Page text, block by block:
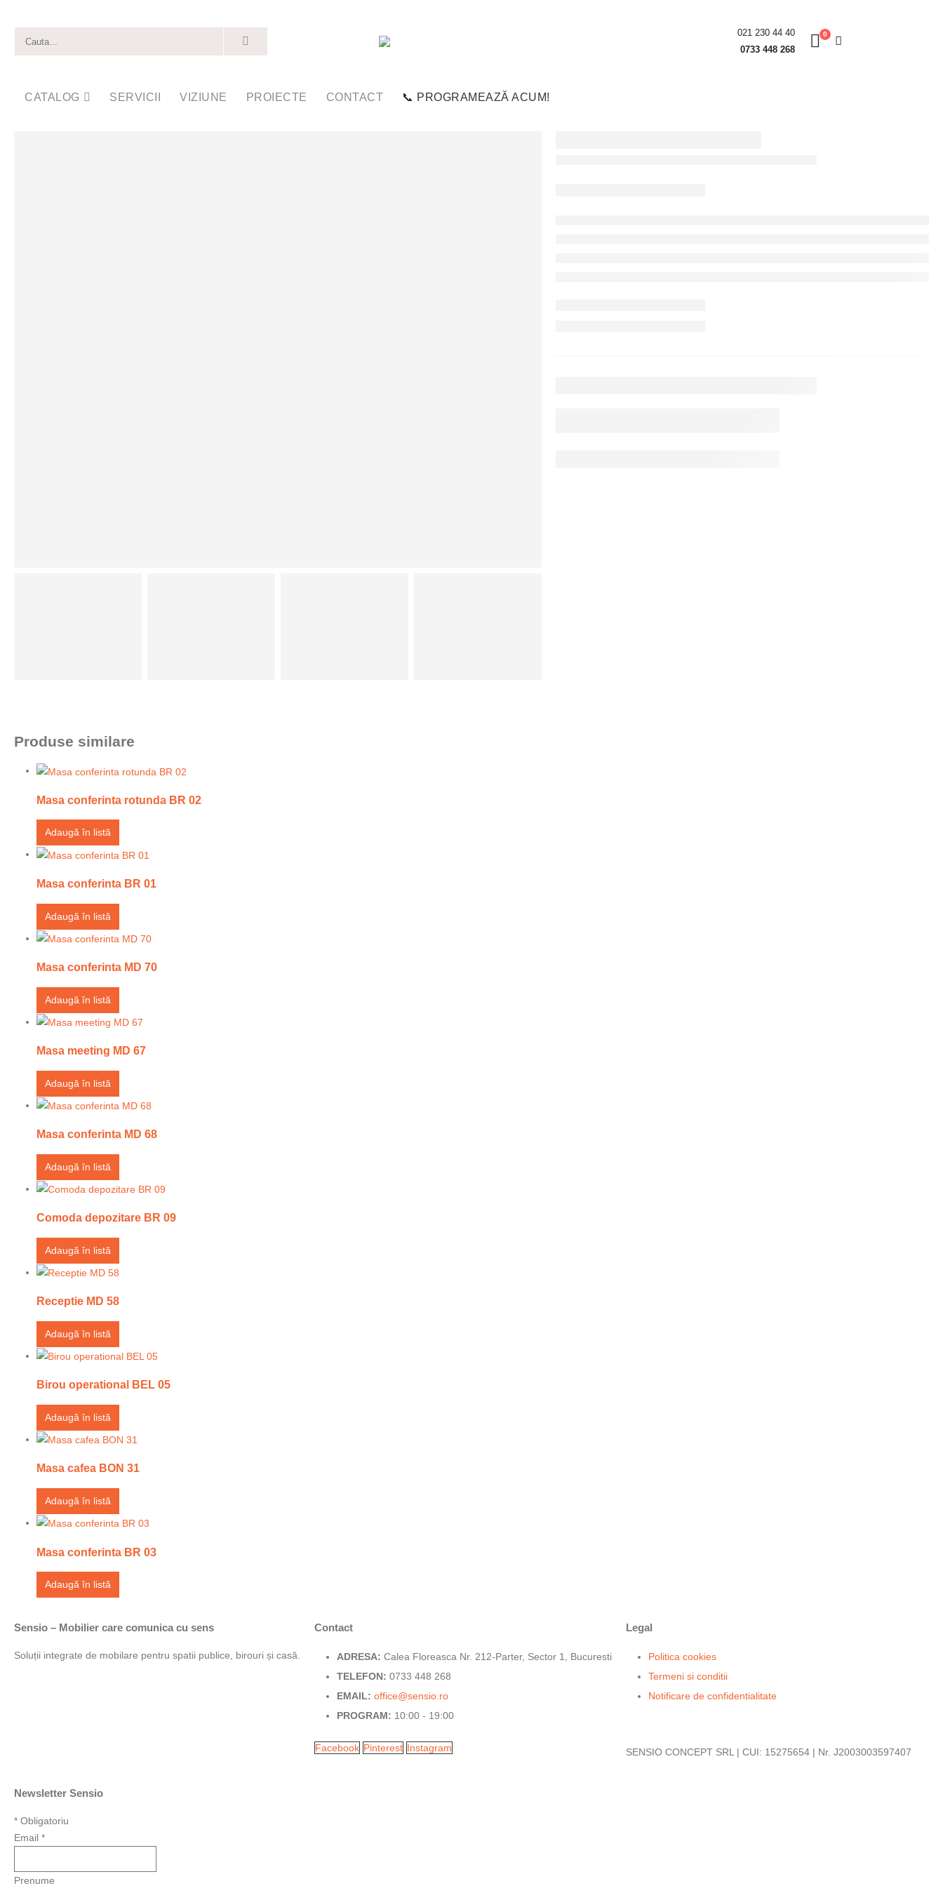
021 230 44 40
0733 448 268
0
CATALOG SERVICII VIZIUNE PROIECTE CONTACT 📞 PROGRAMEAZĂ ACUM!
Produse similare
Masa conferinta rotunda BR 02
Adaugă în listă
Masa conferinta BR 01
Adaugă în listă
Masa conferinta MD 70
Adaugă în listă
Masa meeting MD 67
Adaugă în listă
Masa conferinta MD 68
Adaugă în listă
Comoda depozitare BR 09
Adaugă în listă
Receptie MD 58
Adaugă în listă
Birou operational BEL 05
Adaugă în listă
Masa cafea BON 31
Adaugă în listă
Masa conferinta BR 03
Adaugă în listă
Sensio – Mobilier care comunica cu sens
Soluții integrate de mobilare pentru spatii publice, birouri și casă.
Contact
ADRESA: Calea Floreasca Nr. 212-Parter, Sector 1, Bucuresti
TELEFON: 0733 448 268
EMAIL: office@sensio.ro
PROGRAM: 10:00 - 19:00
Facebook Pinterest Instagram
Legal
Politica cookies
Termeni si conditii
Notificare de confidentialitate
SENSIO CONCEPT SRL | CUI: 15275654 | Nr. J2003003597407
Newsletter Sensio
* Obligatoriu
Email *
Prenume